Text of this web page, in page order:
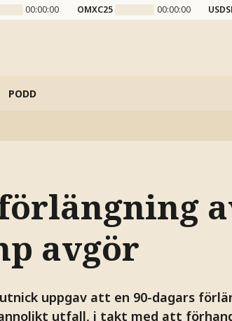
00:00:00 OMXC25 00:00:00
PODD
avgör
uppgav att en 90-dagars
utfall, i takt med att